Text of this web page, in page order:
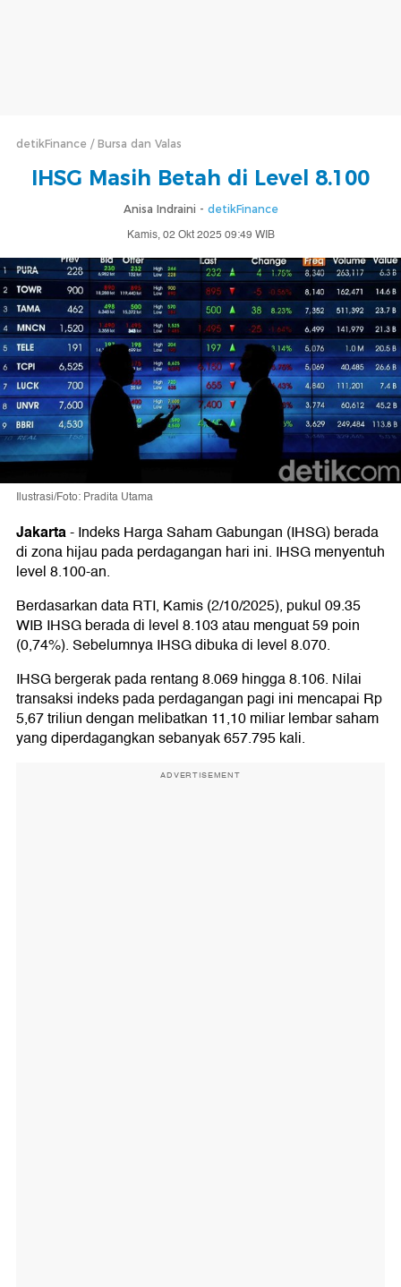
detikFinance Bursa dan Valas
IHSG Masih Betah di Level 8.100
Anisa Indraini - detikFinance
Kamis, 02 Okt 2025 09:49 WIB
Ilustrasi/Foto: Pradita Utama
Jakarta-Indeks Harga Saham Gabungan (IHSG) berada
di zona hijau pada perdagangan hari ini. IHSG menyentuh
level 8.100-an.
Berdasarkan data RTI, Kamis (2/10/2025), pukul 09.35
WIB IHSG berada di level 8.103 atau menguat 59 poin
(0,74%). Sebelumnya IHSG dibuka di level 8.070.
IHSG bergerak pada rentang 8.069 hingga 8.106. Nilai
transaksi indeks pada perdagangan pagi ini mencapai Rp
5,67 triliun dengan melibatkan 11,10 miliar lembar saham
yang diperdagangkan sebanyak 657.795 kali.
ADVERTISEMENT